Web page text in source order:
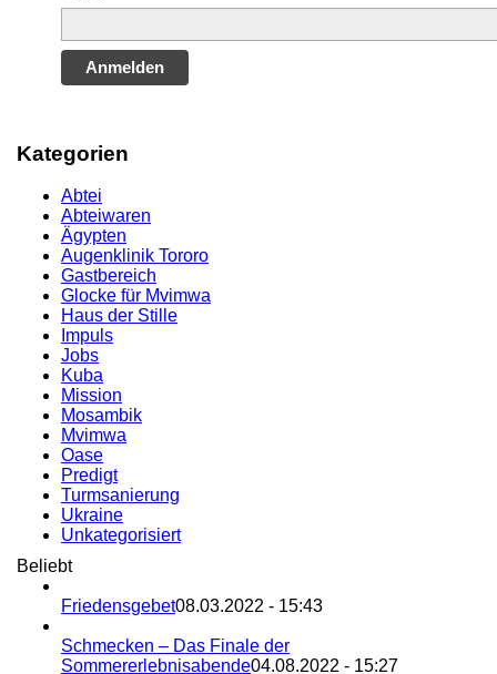
Anmelden
Kategorien
Abtei
Abteiwaren
Ägypten
Augenklinik Tororo
Gastbereich
Glocke für Mvimwa
Haus der Stille
Impuls
Jobs
Kuba
Mission
Mosambik
Mvimwa
Oase
Predigt
Turmsanierung
Ukraine
Unkategorisiert
Beliebt
Friedensgebet08.03.2022 - 15:43
Schmecken – Das Finale der
Sommererlebnisabende04.08.2022 - 15:27